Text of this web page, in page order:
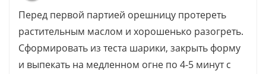
Перед первой партией орешницу протереть
растительным маслом и хорошенько разогреть.
Сформировать из теста шарики, закрыть форму
и выпекать на медленном огне по 4-5 минут с